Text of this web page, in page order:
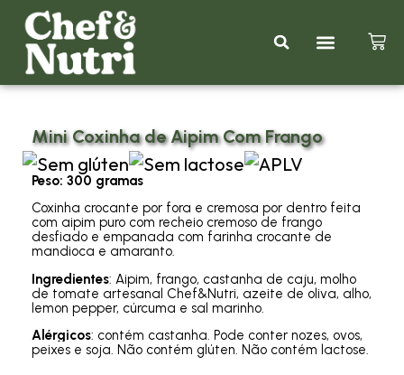
Mini Coxinha de Aipim Com Frango
Peso: 300 gramas
Coxinha crocante por fora e cremosa por dentro feita
com aipim puro com recheio cremoso de frango
desfiado e empanada com farinha crocante de
mandioca e amaranto.
Ingredientes: Aipim, frango, castanha de caju, molho
de tomate artesanal Chef&Nutri, azeite de oliva, alho,
lemon pepper, cúrcuma e sal marinho.
Alérgicos: contém castanha. Pode conter nozes, ovos,
peixes e soja. Não contém glúten. Não contém lactose.